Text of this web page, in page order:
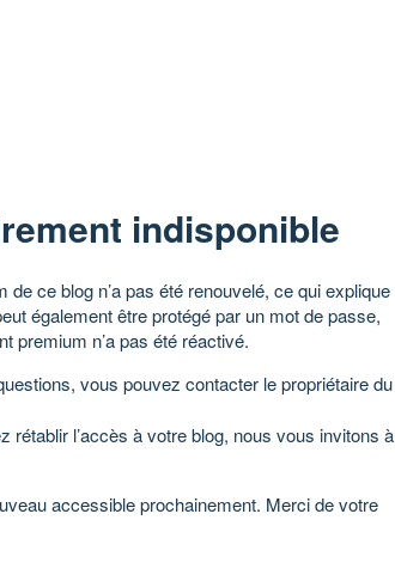
indisponible
ce blog n’a pas été renouvelé, ce qui explique
également être protégé par un mot de passe,
premium n’a pas été réactivé.
vous pouvez contacter le propriétaire du
rétablir l’accès à votre blog, nous vous invitons à
accessible prochainement. Merci de votre